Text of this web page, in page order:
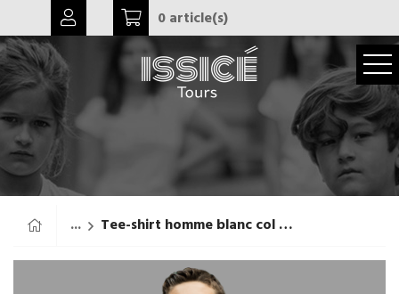
0 article(s)
... Tee-shirt homme blanc col V profond